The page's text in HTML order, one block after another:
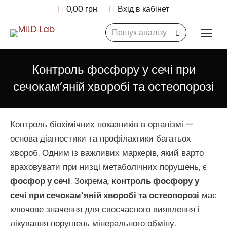
0,00 грн. Вхід в кабінет
Search:
Контроль фосфору у сечі при
сечокам’яній хворобі та остеопорозі
Контроль біохімічних показників в організмі —
основа діагностики та профілактики багатьох
хвороб. Одним із важливих маркерів, який варто
враховувати при низці метаболічних порушень, є
фосфор у сечі. Зокрема, контроль фосфору у
сечі при сечокам’яній хворобі та остеопорозі має
ключове значення для своєчасного виявлення і
лікування порушень мінерального обміну.